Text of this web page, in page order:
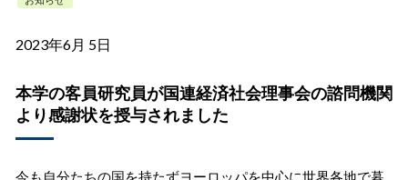
2023年6月 5日
本学の客員研究員が国連経済社会理事会の諮問機関
より感謝状を授与されました